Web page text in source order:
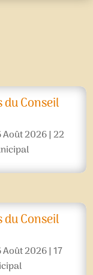
Conseil
Août 2026|22
Conseil
Août 2026|17